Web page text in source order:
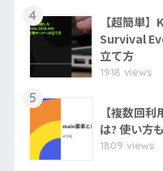
4
【超簡単
Survival
立て方
1918 views
5
【複数回
は? 使い方
1809 views